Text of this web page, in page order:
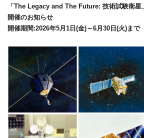
「The Legacy and The Future: 技術試験衛星
開催のお知らせ
開催期間:2026年5月1日(金)～6月30日(火)まで